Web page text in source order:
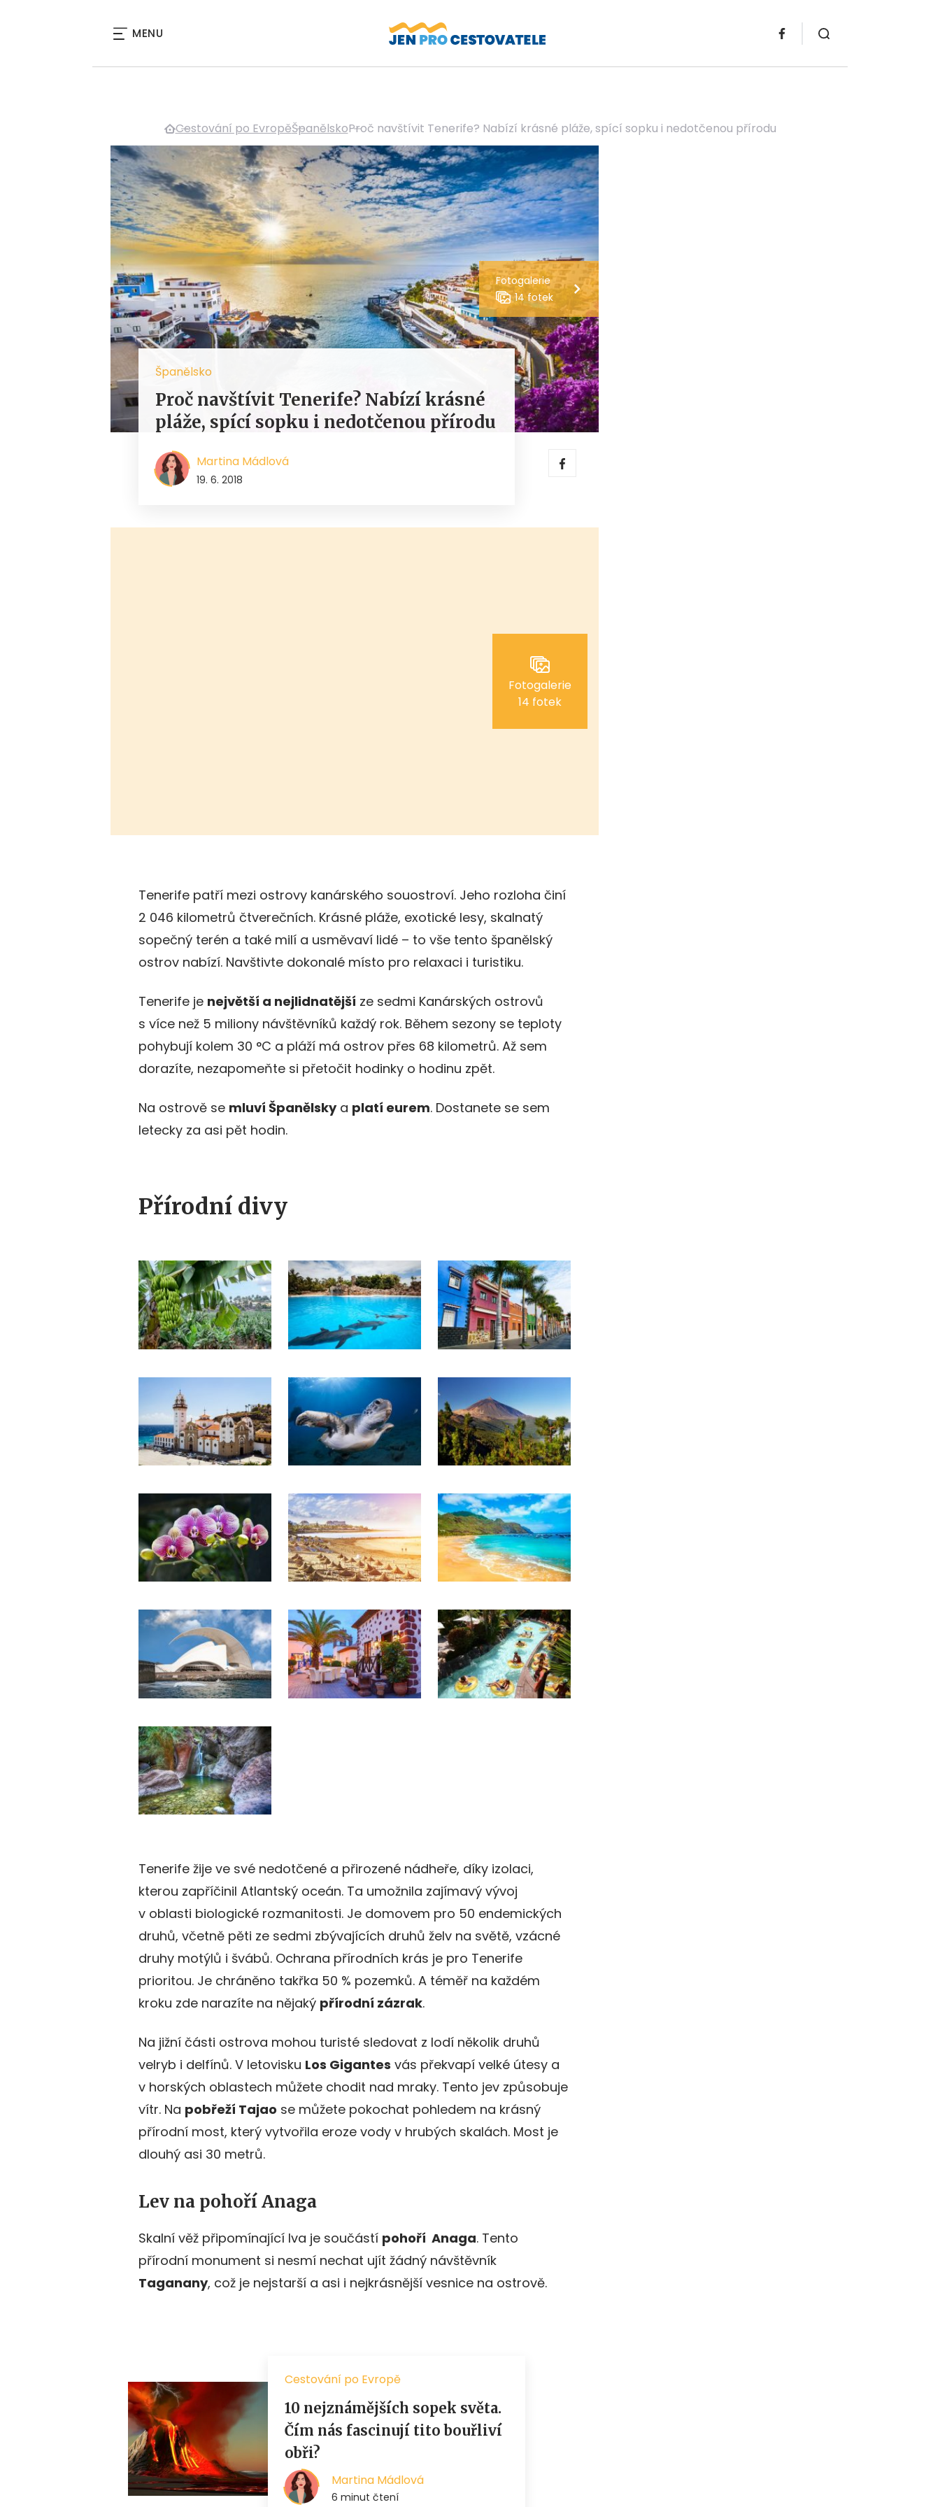
MENU
Cestování po EvropěŠpanělskoProč navštívit Tenerife? Nabízí krásné pláže, spící sopku i nedotčenou přírodu
Fotogalerie
14 fotek
Španělsko
Proč navštívit Tenerife? Nabízí krásné
pláže, spící sopku i nedotčenou přírodu
Martina Mádlová
19. 6. 2018
Fotogalerie
14 fotek
Tenerife patří mezi ostrovy kanárského souostroví. Jeho rozloha činí
2 046 kilometrů čtverečních. Krásné pláže, exotické lesy, skalnatý
sopečný terén a také milí a usměvaví lidé – to vše tento španělský
ostrov nabízí. Navštivte dokonalé místo pro relaxaci i turistiku.
Tenerife je největší a nejlidnatější ze sedmi Kanárských ostrovů
s více než 5 miliony návštěvníků každý rok. Během sezony se teploty
pohybují kolem 30 °C a pláží má ostrov přes 68 kilometrů. Až sem
dorazíte, nezapomeňte si přetočit hodinky o hodinu zpět.
Na ostrově se mluví Španělskya platí eurem. Dostanete se sem
letecky za asi pět hodin.
Přírodní divy
Tenerife žije ve své nedotčené a přirozené nádheře, díky izolaci,
kterou zapříčinil Atlantský oceán. Ta umožnila zajímavý vývoj
v oblasti biologické rozmanitosti. Je domovem pro 50 endemických
druhů, včetně pěti ze sedmi zbývajících druhů želv na světě, vzácné
druhy motýlů i švábů. Ochrana přírodních krás je pro Tenerife
prioritou. Je chráněno takřka 50 % pozemků. A téměř na každém
kroku zde narazíte na nějaký přírodní zázrak.
Na jižní části ostrova mohou turisté sledovat z lodí několik druhů
velryb i delfínů. V letovisku Los Gigantes vás překvapí velké útesy a
v horských oblastech můžete chodit nad mraky. Tento jev způsobuje
vítr. Na pobřeží Tajao se můžete pokochat pohledem na krásný
přírodní most, který vytvořila eroze vody v hrubých skalách. Most je
dlouhý asi 30 metrů.
Lev na pohoří Anaga
Skalní věž připomínající lva je součástí pohoří Anaga. Tento
přírodní monument si nesmí nechat ujít žádný návštěvník
Taganany, což je nejstarší a asi i nejkrásnější vesnice na ostrově.